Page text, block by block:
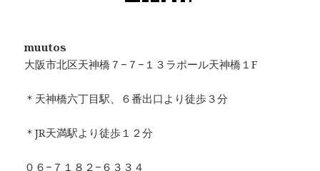
muutos
大阪市北区天神橋７−７−１３ラポール天神橋１F
＊天神橋六丁目駅、６番出口より徒歩３分
＊JR天満駅より徒歩１２分
０６−７１８２−６３３４